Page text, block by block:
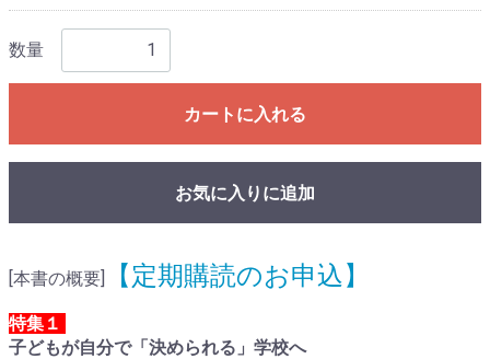
数量
カートに入れる
お気に入りに追加
[本書の概要] 【定期購読のお申込】
特集１
子どもが自分で「決められる」学校へ